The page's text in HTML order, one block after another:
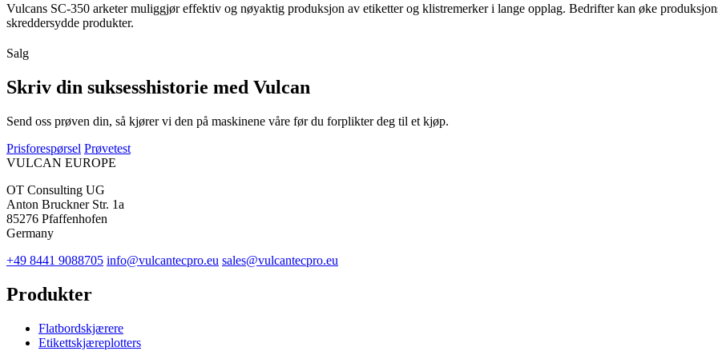
Vulcans SC-350 arketer muliggjør effektiv og nøyaktig produksjon av etiketter og klistremerker i lange opplag. Bedrifter kan øke
skreddersydde produkter.
Salg
Skriv din suksesshistorie med Vulcan
Send oss prøven din, så kjører vi den på maskinene våre før du forplikter deg til et kjøp.
Prisforespørsel Prøvetest
VULCAN EUROPE
OT Consulting UG
Anton Bruckner Str. 1a
85276 Pfaffenhofen
Germany
+49 8441 9088705 info@vulcantecpro.eu sales@vulcantecpro.eu
Produkter
Flatbordskjærere
Etikettskjæreplotters